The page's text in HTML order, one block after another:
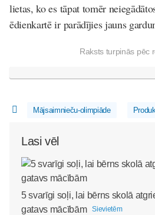
lietas, ko es tāpat tomēr
ēdienkartē ir parādījies jauns
Raksts turpinās pēc
Mājsaimnieču-olimpiāde
Lasi vēl
5 svarīgi soļi, lai bērns skolā
gatavs mācībām
Sievietēm